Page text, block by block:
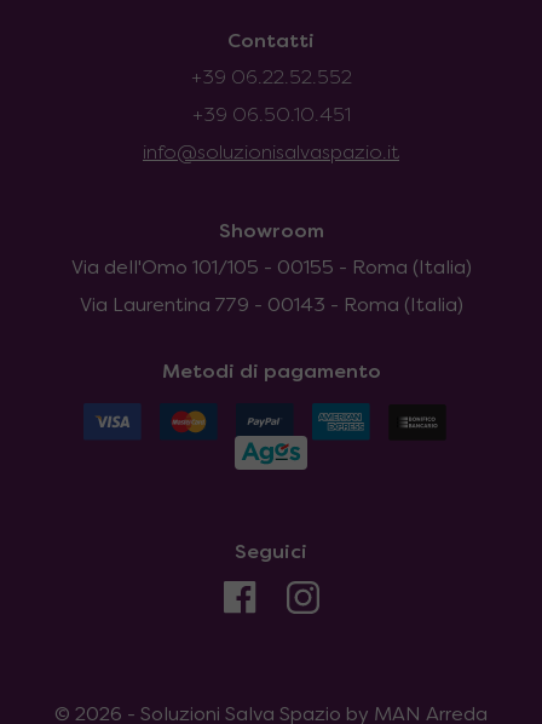
Contatti
+39 06.22.52.552
+39 06.50.10.451
info@soluzionisalvaspazio.it
Showroom
Via dell'Omo 101/105 - 00155 - Roma (Italia)
Via Laurentina 779 - 00143 - Roma (Italia)
Metodi di pagamento
Seguici
© 2026 - Soluzioni Salva Spazio by MAN Arreda